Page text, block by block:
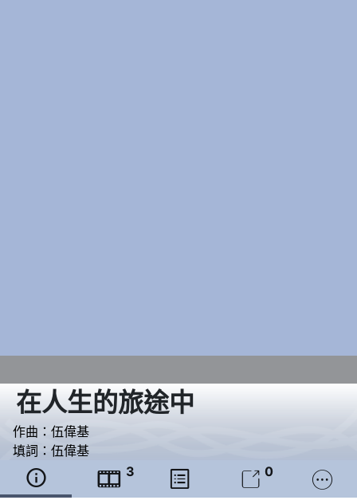
在人生的旅途中
作曲： 伍偉基
填詞： 伍偉基
  3   0 